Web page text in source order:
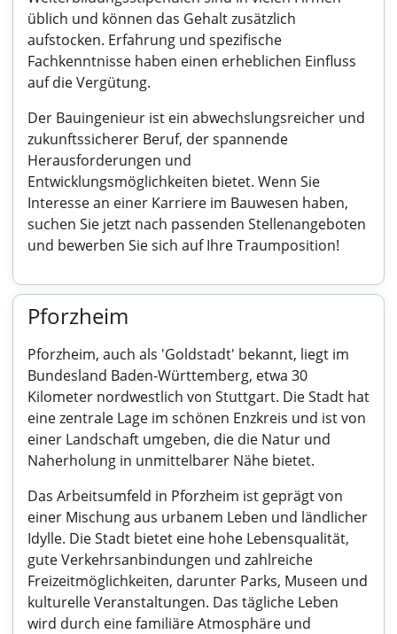
üblich und können das Gehalt zusätzlich
aufstocken. Erfahrung und spezifische
Fachkenntnisse haben einen erheblichen Einfluss
auf die Vergütung.
Der Bauingenieur ist ein abwechslungsreicher und
zukunftssicherer Beruf, der spannende
Herausforderungen und
Entwicklungsmöglichkeiten bietet. Wenn Sie
Interesse an einer Karriere im Bauwesen haben,
suchen Sie jetzt nach passenden Stellenangeboten
und bewerben Sie sich auf Ihre Traumposition!
Pforzheim
Pforzheim, auch als 'Goldstadt' bekannt, liegt im
Bundesland Baden-Württemberg, etwa 30
Kilometer nordwestlich von Stuttgart. Die Stadt hat
eine zentrale Lage im schönen Enzkreis und ist von
einer Landschaft umgeben, die die Natur und
Naherholung in unmittelbarer Nähe bietet.
Das Arbeitsumfeld in Pforzheim ist geprägt von
einer Mischung aus urbanem Leben und ländlicher
Idylle. Die Stadt bietet eine hohe Lebensqualität,
gute Verkehrsanbindungen und zahlreiche
Freizeitmöglichkeiten, darunter Parks, Museen und
kulturelle Veranstaltungen. Das tägliche Leben
wird durch eine familiäre Atmosphäre und